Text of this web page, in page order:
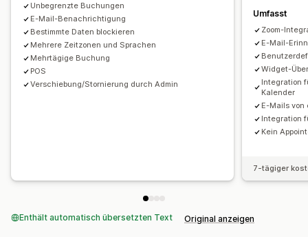
Anpassung
Buchungsseiten
Kalender-Widget
Benutzerdefinierte Tickets
Benutzerdefinierte Formulare
Benutzerdefinierte Benachrichtigungen
Benutzerdefiniertes CSS
Unbegrenzte Buchungen
E-Mail-Benachrichtigung
Bestimmte Daten blockieren
Mehrere Zeitzonen und Sprachen
Mehrtägige Buchung
POS
Verschiebung/Stornierung durch Admin
Umfasst
Zoom-
E-Mail-
Widget-
Integration
Kalender
E-Mails von
Integration
Kein
7-tägiger
Enthält automatisch übersetzten Text Original anzeigen